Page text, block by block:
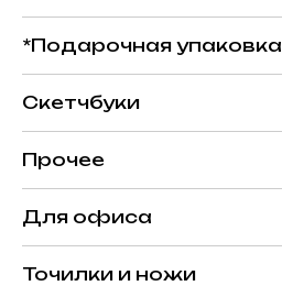
*Подарочная упаковка
Скетчбуки
Прочее
Для офиса
Точилки и ножи